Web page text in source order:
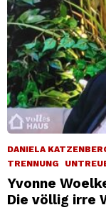
DANIELA
TRENNUNG
Yvonne
Die völlig irre